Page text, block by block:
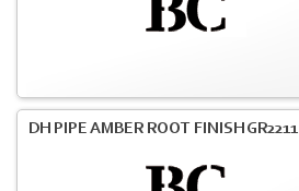
DH PIPE AMBER ROOT FINISH GR2211